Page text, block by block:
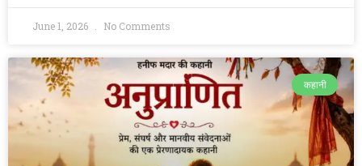
June 1, 2026 No Comments
कहानी